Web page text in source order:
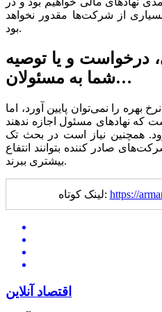
از شرکت‌ها مقدور نخواهد
بود.
درخواست و یا توصیه
شما به مسئولان…
را نمی‌توان پایین آورد، اما
که نهاد‌های مسئول اجازه ندهند
همچنین نیاز است در بحث تک
صادر کننده بتوانند انتفاع
بیشتری ببرند.
لینک کوتاه: https://
اقتصاد آنلاین